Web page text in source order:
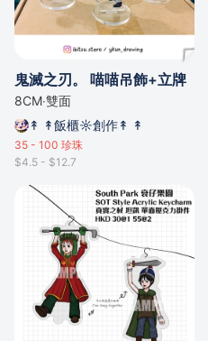
鬼滅之刃。 喵喵吊飾+立牌
8CM‧雙面
↟ ↟飯櫃☼創作↟ ↟
35 - 100 珍珠
$4.5 - $12.7